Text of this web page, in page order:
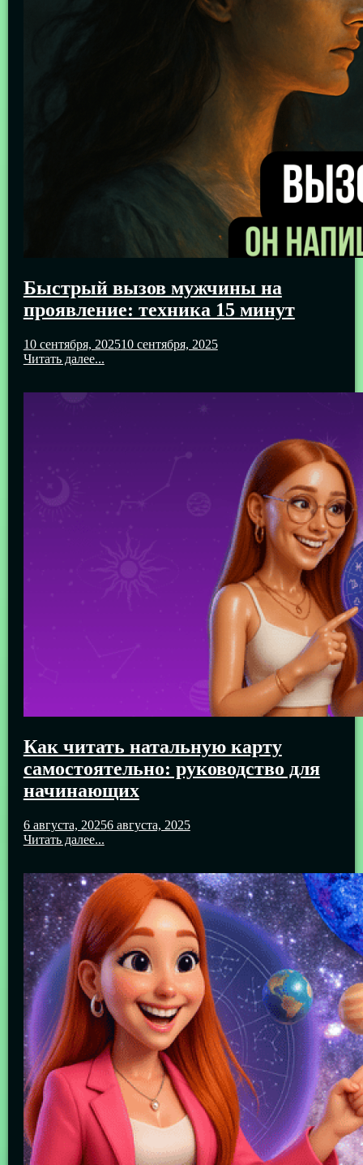
Быстрый вызов мужчины на
проявление: техника 15 минут
10 сентября, 202510 сентября, 2025
Читать далее...
Как читать натальную карту
самостоятельно: руководство для
начинающих
6 августа, 20256 августа, 2025
Читать далее...